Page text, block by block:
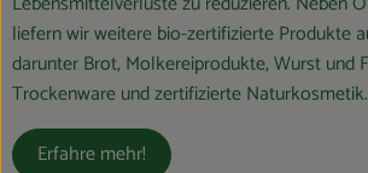
liefern wir weitere bio-zertifizierte Produkte
darunter Brot, Molkereiprodukte, Wurst und
Trockenware und zertifizierte Naturkosmetik.
Erfahre mehr!